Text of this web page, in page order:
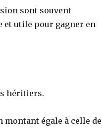
sont souvent
et utile pour gagner en
héritiers.
montant égale à celle de